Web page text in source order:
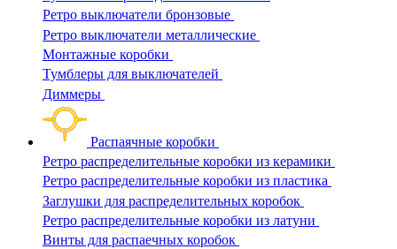
Ретро выключатели бронзовые
Ретро выключатели металлические
Монтажные коробки
Тумблеры для выключателей
Диммеры
Распаячные коробки
Ретро распределительные коробки из керамики
Ретро распределительные коробки из пластика
Заглушки для распределительных коробок
Ретро распределительные коробки из латуни
Винты для распаечных коробок